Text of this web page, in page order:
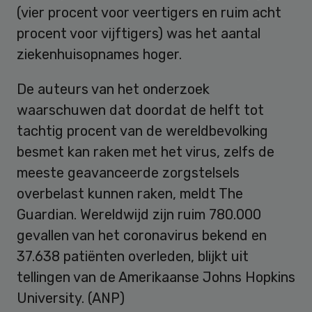
(vier procent voor veertigers en ruim acht
procent voor vijftigers) was het aantal
ziekenhuisopnames hoger.
De auteurs van het onderzoek
waarschuwen dat doordat de helft tot
tachtig procent van de wereldbevolking
besmet kan raken met het virus, zelfs de
meeste geavanceerde zorgstelsels
overbelast kunnen raken, meldt The
Guardian. Wereldwijd zijn ruim 780.000
gevallen van het coronavirus bekend en
37.638 patiënten overleden, blijkt uit
tellingen van de Amerikaanse Johns Hopkins
University. (ANP)